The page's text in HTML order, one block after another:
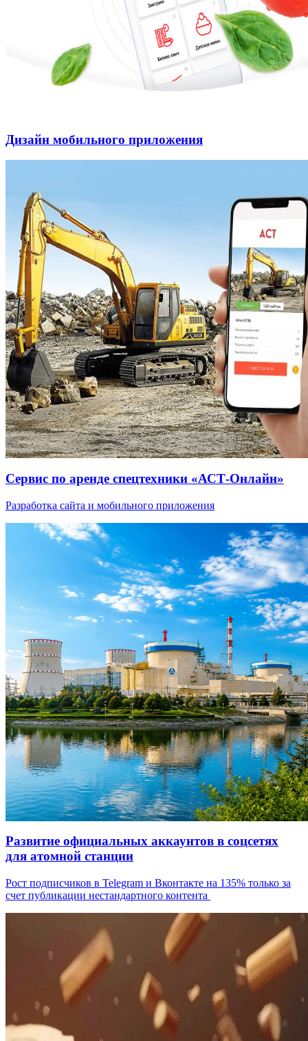
Дизайн мобильного приложения
Сервис по аренде спецтехники «АСТ-Онлайн»
Разработка сайта и мобильного приложения
Развитие официальных аккаунтов в соцсетях
для атомной станции
Рост подписчиков в Telegram и Вконтакте на 135% только за
счет публикации нестандартного контента